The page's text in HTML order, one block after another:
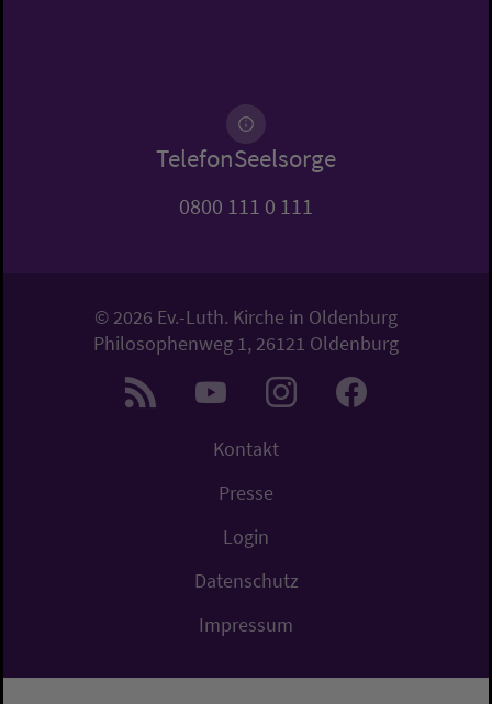
TelefonSeelsorge
0800 111 0 111
© 2026 Ev.-Luth. Kirche in Oldenburg
Philosophenweg 1, 26121 Oldenburg
Kontakt
Presse
Login
Datenschutz
Impressum